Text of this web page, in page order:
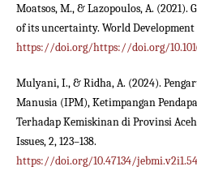
Moatsos, M., & Lazopoulos, A.
of its uncertainty. World Development
https://doi.org/https://doi.org/
Mulyani, I., & Ridha, A. (2024).
Manusia (IPM), Ketimpangan
Terhadap Kemiskinan di Provinsi
Issues, 2, 123–138.
https://doi.org/10.47134/